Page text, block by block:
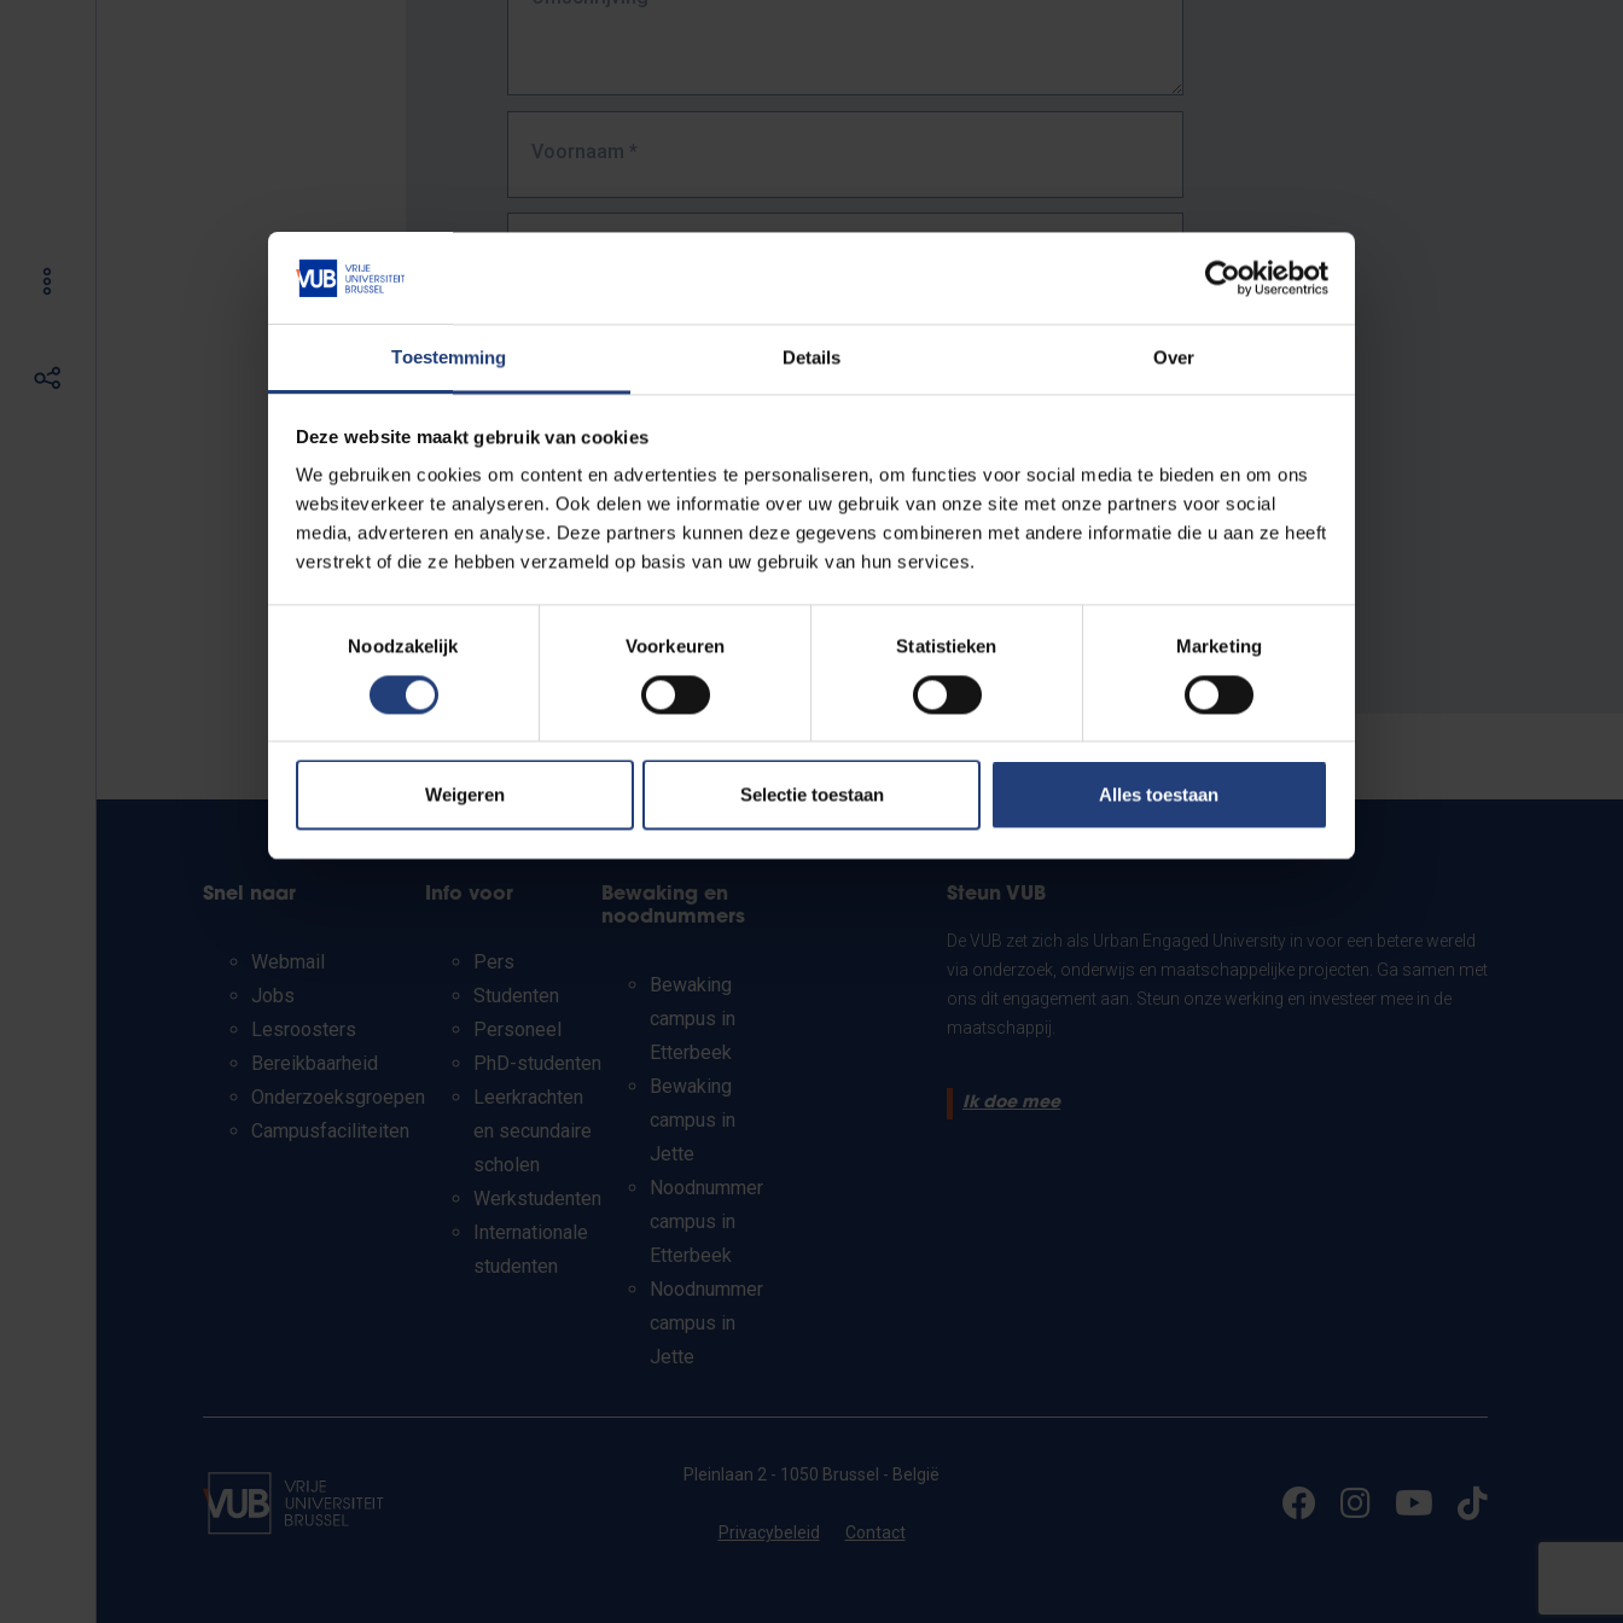
Toestemming Details Over
Deze website maakt gebruik van cookies
We gebruiken cookies om content en advertenties te personaliseren, om functies voor social media te bieden en om ons
websiteverkeer te analyseren. Ook delen we informatie over uw gebruik van onze site met onze partners voor social
media, adverteren en analyse. Deze partners kunnen deze gegevens combineren met andere informatie die u aan ze heeft
verstrekt of die ze hebben verzameld op basis van uw gebruik van hun services.
Noodzakelijk
Voorkeuren Statistieken Marketing
Weigeren Selectie toestaan Alles toestaan
Voornaam *
URL*
De volledige URL van de pagina waar je de fout zag.
Bv. https://www.vub.be/nl/studeren-aan-de-vub/alle-opleidingen
Snel naar
Webmail
Jobs
Lesroosters
Bereikbaarheid
Onderzoeksgroepen
Campusfaciliteiten
Info voor
Pers
Studenten
Personeel
PhD-studenten
Leerkrachten
en secundaire
scholen
Werkstudenten
Internationale
studenten
Bewaking en
noodnummers
Bewaking
campus in
Etterbeek
Bewaking
campus in
Jette
Noodnummer
campus in
Etterbeek
Noodnummer
campus in
Jette
Steun VUB
De VUB zet zich als Urban Engaged University in voor een betere wereld
via onderzoek, onderwijs en maatschappelijke projecten. Ga samen met
ons dit engagement aan. Steun onze werking en investeer mee in de
maatschappij.
Ik doe mee
Pleinlaan 2 - 1050 Brussel - België
Privacybeleid Contact